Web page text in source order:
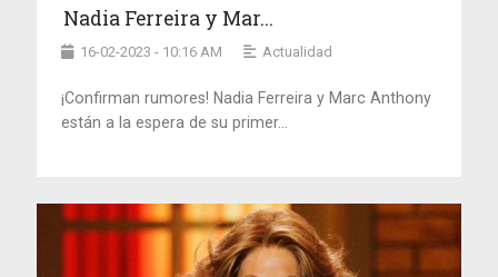
Nadia Ferreira y Mar...
16-02-2023 - 10:16 AM Actualidad
¡Confirman rumores! Nadia Ferreira y Marc Anthony
están a la espera de su primer...